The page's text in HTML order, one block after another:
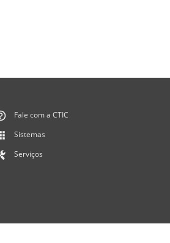
Fale com a CTIC
Sistemas
Serviços